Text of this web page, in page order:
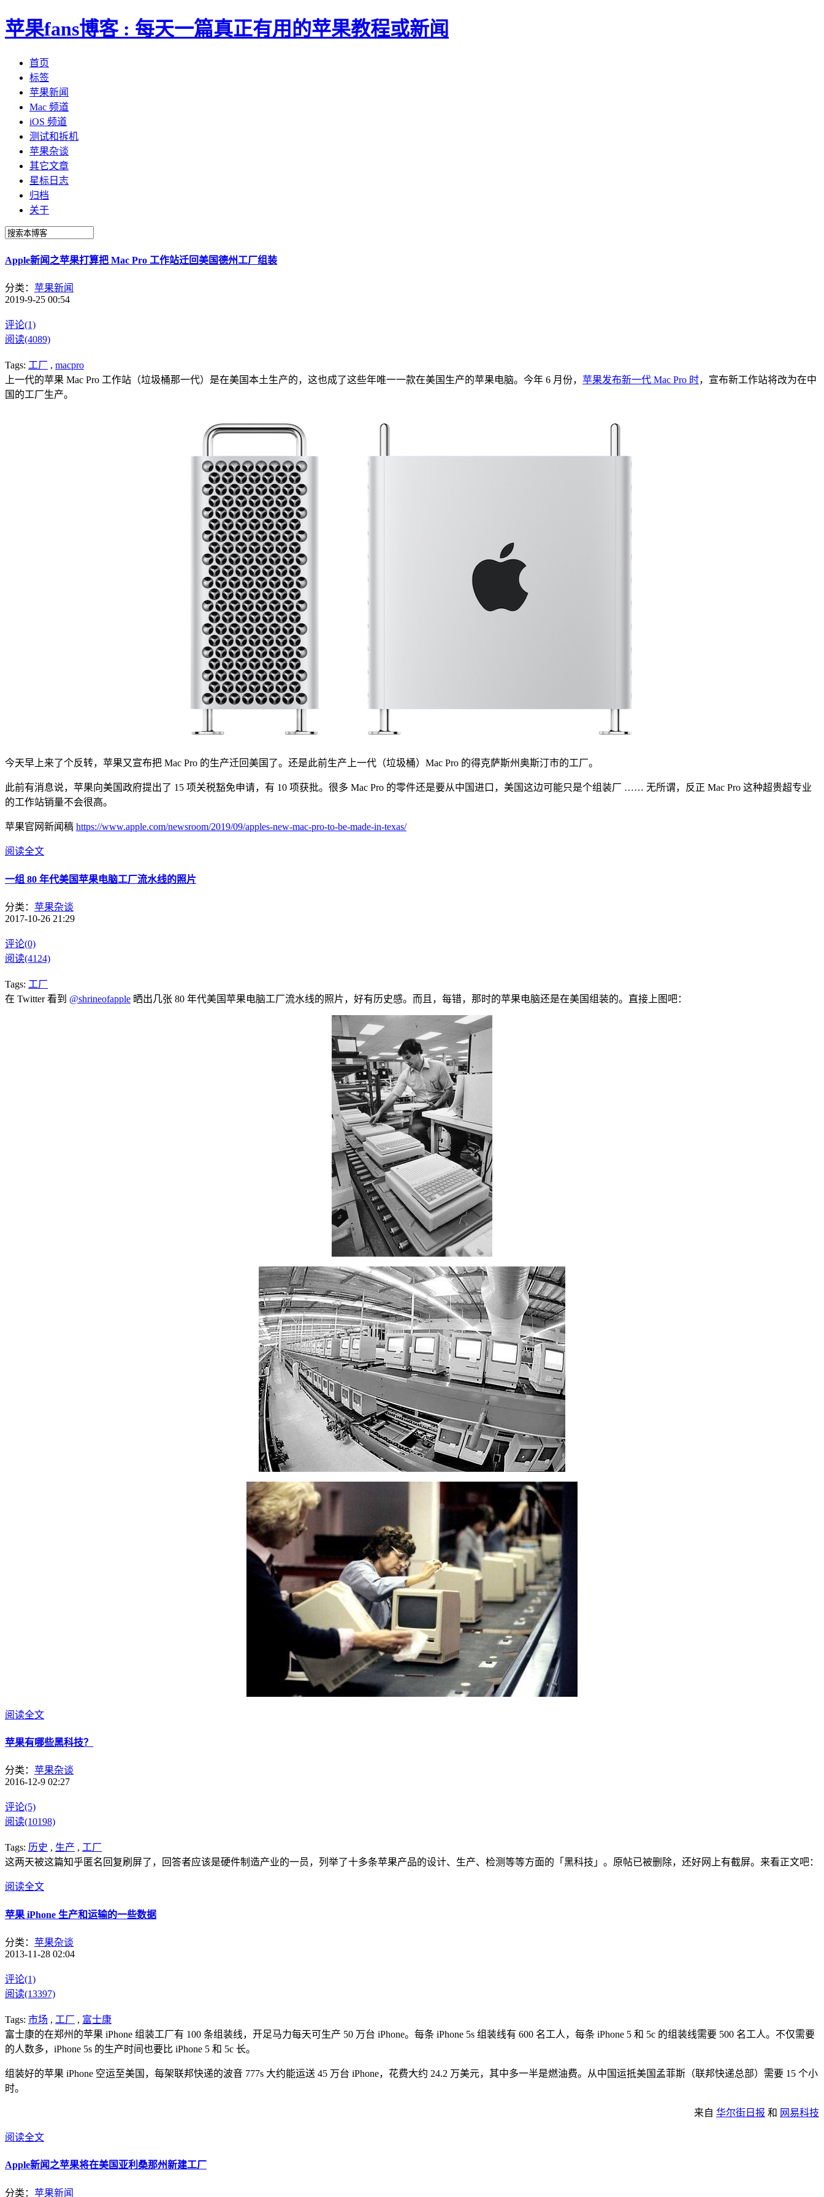
苹果fans博客 : 每天一篇真正有用的苹果教程或新闻
首页
标签
苹果新闻
Mac 频道
iOS 频道
测试和拆机
苹果杂谈
其它文章
星标日志
归档
关于
Apple新闻之苹果打算把 Mac Pro 工作站迁回美国德州工厂组装
分类： 苹果新闻
2019-9-25 00:54
评论(1)
阅读(4089)
Tags: 工厂 , macpro
上一代的苹果 Mac Pro 工作站（垃圾桶那一代）是在美国本土生产的，这也成了这些年唯一一款在美国生产的苹果电脑。今年 6 月份， 苹果发布新一代 Mac Pro 时，宣布新工作站将改为在中
国的工厂生产。
今天早上来了个反转，苹果又宣布把 Mac Pro 的生产迁回美国了。还是此前生产上一代（垃圾桶）Mac Pro 的得克萨斯州奥斯汀市的工厂。
此前有消息说，苹果向美国政府提出了 15 项关税豁免申请，有 10 项获批。很多 Mac Pro 的零件还是要从中国进口，美国这边可能只是个组装厂 …… 无所谓，反正 Mac Pro 这种超贵超专业
的工作站销量不会很高。
苹果官网新闻稿 https://www.apple.com/newsroom/2019/09/apples-new-mac-pro-to-be-made-in-texas/
阅读全文
一组 80 年代美国苹果电脑工厂流水线的照片
分类： 苹果杂谈
2017-10-26 21:29
评论(0)
阅读(4124)
Tags: 工厂
在 Twitter 看到 @shrineofapple 晒出几张 80 年代美国苹果电脑工厂流水线的照片，好有历史感。而且，每错，那时的苹果电脑还是在美国组装的。直接上图吧：
阅读全文
苹果有哪些黑科技？
分类： 苹果杂谈
2016-12-9 02:27
评论(5)
阅读(10198)
Tags: 历史 , 生产 , 工厂
这两天被这篇知乎匿名回复刷屏了，回答者应该是硬件制造产业的一员，列举了十多条苹果产品的设计、生产、检测等等方面的「黑科技」。原帖已被删除，还好网上有截屏。来看正文吧：
阅读全文
苹果 iPhone 生产和运输的一些数据
分类： 苹果杂谈
2013-11-28 02:04
评论(1)
阅读(13397)
Tags: 市场 , 工厂 , 富士康
富士康的在郑州的苹果 iPhone 组装工厂有 100 条组装线，开足马力每天可生产 50 万台 iPhone。每条 iPhone 5s 组装线有 600 名工人，每条 iPhone 5 和 5c 的组装线需要 500 名工人。不仅需要
的人数多，iPhone 5s 的生产时间也要比 iPhone 5 和 5c 长。
组装好的苹果 iPhone 空运至美国，每架联邦快递的波音 777s 大约能运送 45 万台 iPhone，花费大约 24.2 万美元，其中多一半是燃油费。从中国运抵美国孟菲斯（联邦快递总部）需要 15 个小
时。
来自 华尔街日报 和 网易科技
阅读全文
Apple新闻之苹果将在美国亚利桑那州新建工厂
分类： 苹果新闻